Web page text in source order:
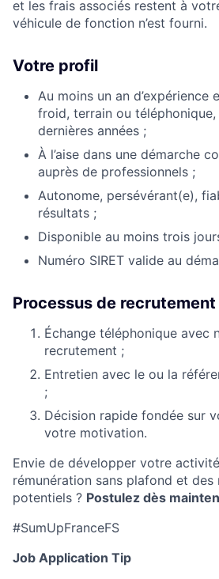
et les frais associés restent à
véhicule de fonction n’est fourni.
Votre profil
Au moins un an d’expérience
froid, terrain ou
dernières années ;
À l’aise dans une démarche
auprès de professionnels ;
Autonome, persévérant(e),
résultats ;
Disponible au moins trois
Numéro SIRET valide au
Processus de recrutement
Échange téléphonique avec
recrutement ;
Entretien avec le ou la
;
Décision rapide fondée sur
votre motivation.
Envie de développer votre
rémunération sans plafond et des
potentiels ? Postulez dès
#SumUpFranceFS
Job Application Tip